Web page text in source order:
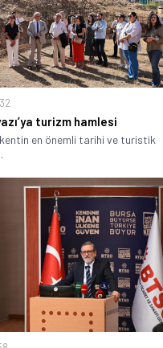
turizm hamlesi
en önemli tarihi ve turistik